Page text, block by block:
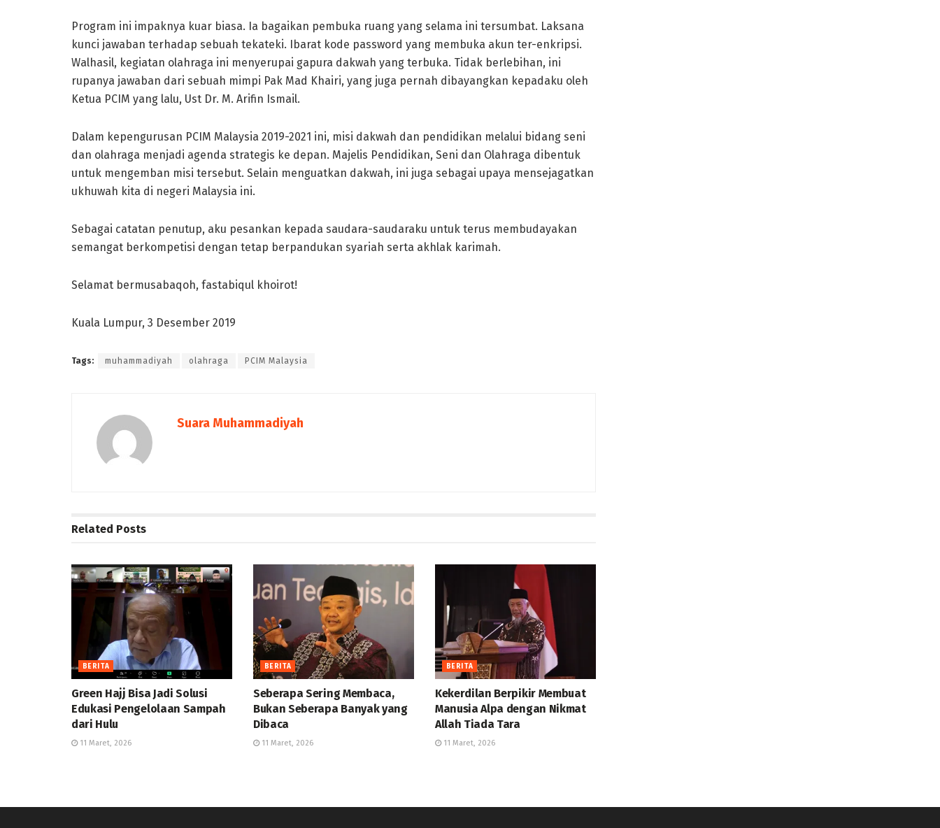
Program ini impaknya kuar biasa. Ia bagaikan pembuka ruang yang selama ini tersumbat. Laksana
kunci jawaban terhadap sebuah tekateki. Ibarat kode password yang membuka akun ter-enkripsi.
Walhasil, kegiatan olahraga ini menyerupai gapura dakwah yang terbuka. Tidak berlebihan, ini
rupanya jawaban dari sebuah mimpi Pak Mad Khairi, yang juga pernah dibayangkan kepadaku oleh
Ketua PCIM yang lalu, Ust Dr. M. Arifin Ismail.
Dalam kepengurusan PCIM Malaysia 2019-2021 ini, misi dakwah dan pendidikan melalui bidang seni
dan olahraga menjadi agenda strategis ke depan. Majelis Pendidikan, Seni dan Olahraga dibentuk
untuk mengemban misi tersebut. Selain menguatkan dakwah, ini juga sebagai upaya mensejagatkan
ukhuwah kita di negeri Malaysia ini.
Sebagai catatan penutup, aku pesankan kepada saudara-saudaraku untuk terus membudayakan
semangat berkompetisi dengan tetap berpandukan syariah serta akhlak karimah.
Selamat bermusabaqoh, fastabiqul khoirot!
Kuala Lumpur, 3 Desember 2019
Tags: muhammadiyah olahraga PCIM Malaysia
Suara Muhammadiyah
Related Posts
BERITA
Green Hajj Bisa Jadi Solusi
Edukasi Pengelolaan Sampah
dari Hulu
11 Maret, 2026
BERITA
Seberapa Sering Membaca,
Bukan Seberapa Banyak yang
Dibaca
11 Maret, 2026
BERITA
Kekerdilan Berpikir Membuat
Manusia Alpa dengan Nikmat
Allah Tiada Tara
11 Maret, 2026